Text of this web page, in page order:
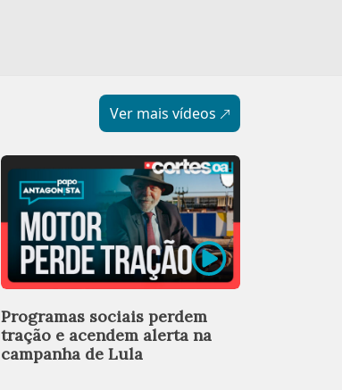
Ver mais vídeos
Programas sociais perdem
tração e acendem alerta na
campanha de Lula